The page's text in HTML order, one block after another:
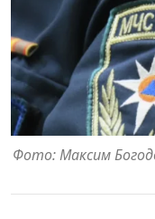
Фото: Максим